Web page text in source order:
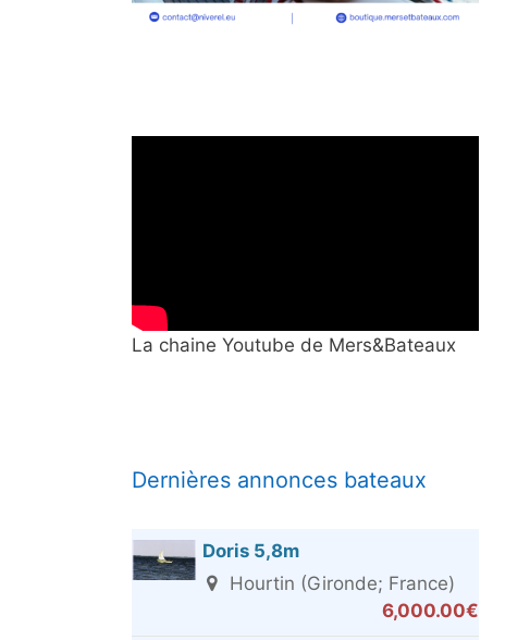
La chaine Youtube de Mers&Bateaux
Dernières annonces bateaux
Doris 5,8m
Hourtin (Gironde; France)
6,000.00€